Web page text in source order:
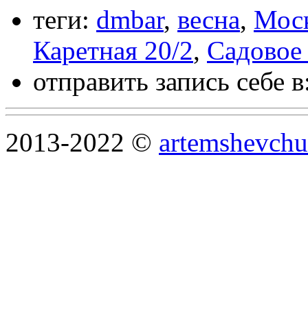
теги: dmbar, весна,
Каретная 20/2,
отправить запись себе
2013-2022 ©